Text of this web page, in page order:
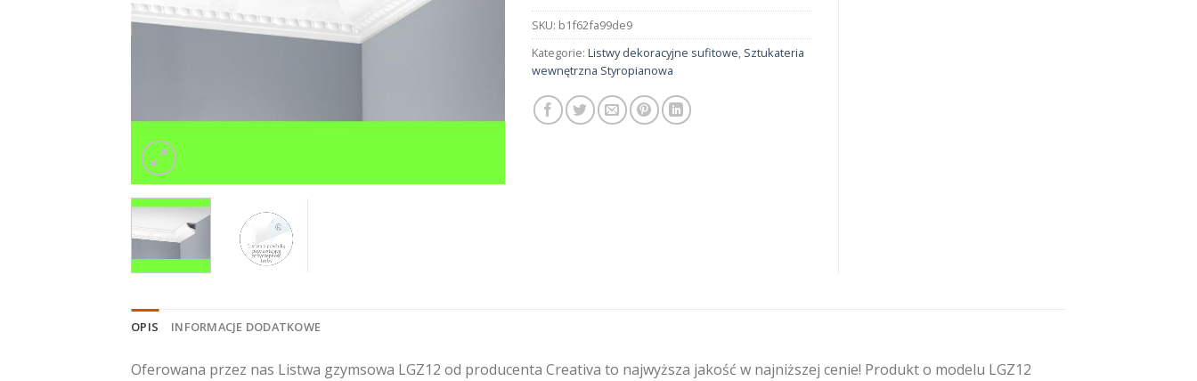
SKU: b1f62fa99de9
Kategorie: Listwy dekoracyjne sufitowe, Sztukateria
wewnętrzna Styropianowa
OPIS INFORMACJE DODATKOWE
Oferowana przez nas Listwa gzymsowa LGZ12 od producenta Creativa to najwyższa jakość w najniższej cenie! Produkt o modelu LGZ12